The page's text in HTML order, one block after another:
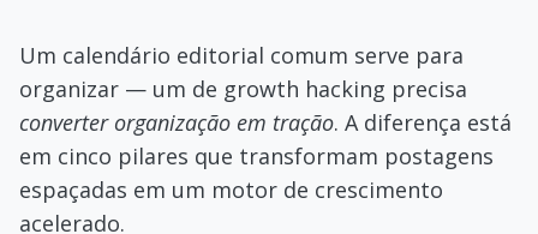
Um calendário editorial comum serve para
organizar — um de growth hacking precisa
converter organização em tração. A diferença está
em cinco pilares que transformam postagens
espaçadas em um motor de crescimento
acelerado.